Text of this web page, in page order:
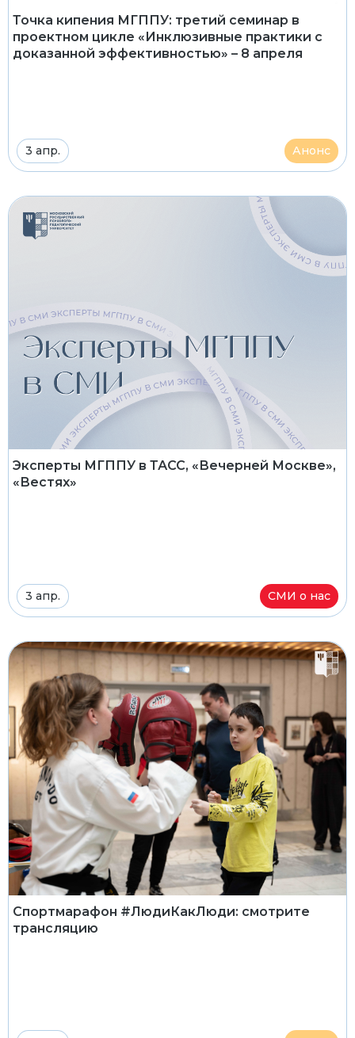
Точка кипения МГППУ: третий семинар в
проектном цикле «Инклюзивные практики с
доказанной эффективностью» – 8 апреля
3 апр. Анонс
Эксперты МГППУ в ТАСС, «Вечерней Москве»,
«Вестях»
3 апр. СМИ о нас
Спортмарафон #ЛюдиКакЛюди: смотрите
трансляцию